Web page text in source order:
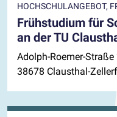
HOCHSCHULANGEBOT,
Frühstudium für
an der TU
Adolph-Roemer-Straße
38678 Clausthal-